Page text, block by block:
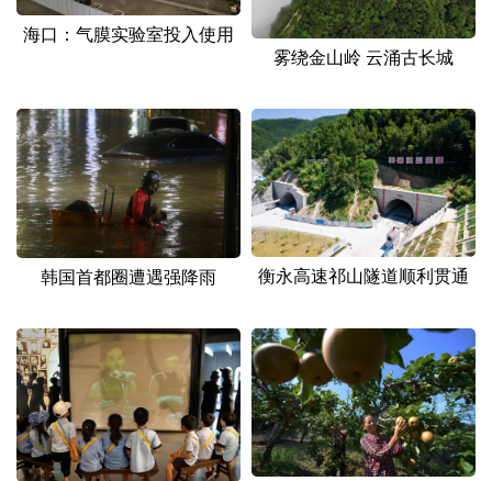
四川 贵州 云南 西藏
青海 宁夏
新疆 内蒙古 黑龙江
多语种频道
English Español Français عربى
Русский язык 日本語 한국어
Deutsch Português
海口：气膜实验室投入使用
雾绕金山岭 云涌古长城
韩国首都圈遭遇强降雨 衡永高速祁山隧道顺利贯通